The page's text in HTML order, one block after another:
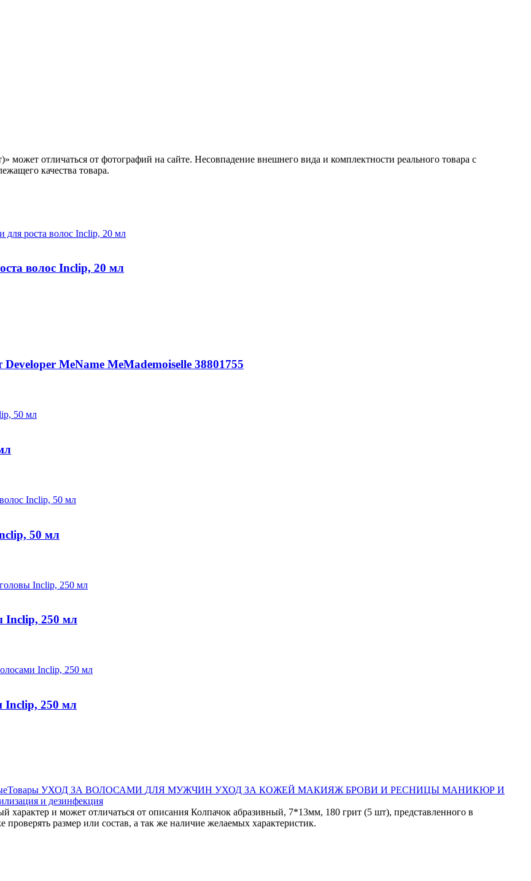
отличаться от фотографий на сайте. Несовпадение внешнего вида и комплектности реального товара с
качества товара.
волос Inclip, 20 мл
MeName MeMademoiselle 38801755
50 мл
250 мл
Inclip, 250 мл
УХОД ЗА ВОЛОСАМИ ДЛЯ МУЖЧИН УХОД ЗА КОЖЕЙ МАКИЯЖ БРОВИ И РЕСНИЦЫ МАНИКЮР И
и дезинфекция
и может отличаться от описания Колпачок абразивный, 7*13мм, 180 грит (5 шт), представленного в
размер или состав, а так же наличие желаемых характеристик.